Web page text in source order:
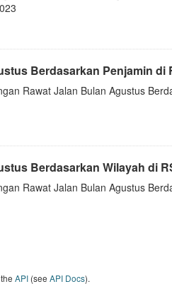
Berdasarkan Penjamin di
Rawat Jalan Bulan Agustus
Berdasarkan Wilayah di
Rawat Jalan Bulan Agustus
API (see API Docs).